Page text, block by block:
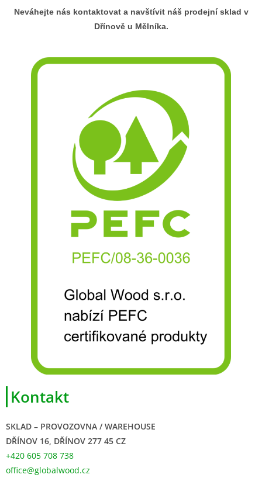
Neváhejte nás kontaktovat a navštívit náš prodejní sklad v
Dřínově u Mělníka.
Kontakt
SKLAD – PROVOZOVNA / WAREHOUSE
DŘÍNOV 16, DŘÍNOV 277 45 CZ
+420 605 708 738
office@globalwood.cz